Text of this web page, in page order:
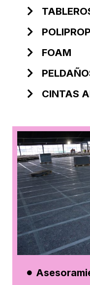
FOAM
CINTAS